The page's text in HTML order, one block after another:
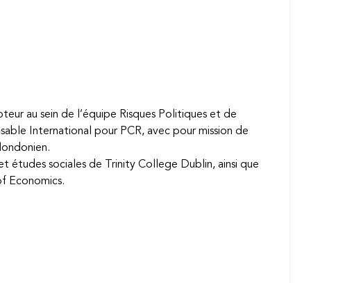
au sein de l’équipe Risques Politiques et de
International pour PCR, avec pour mission de
études sociales de Trinity College Dublin, ainsi que
Economics.